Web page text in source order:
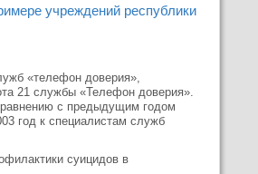
учреждений республики
«телефон доверия»,
21 службы «Телефон доверия».
с предыдущим годом
год к специалистам служб
суицидов в